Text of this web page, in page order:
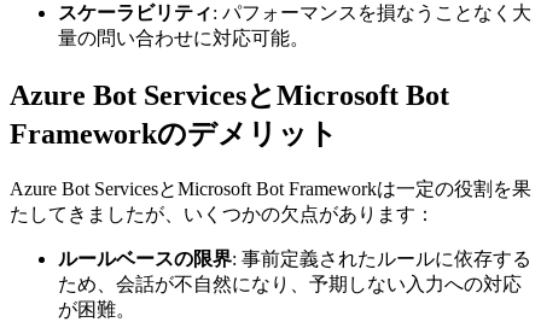
スケーラビリティ: パフォーマンスを損なうことなく大
量の問い合わせに対応可能。
Azure Bot ServicesとMicrosoft Bot
Frameworkのデメリット
Azure Bot ServicesとMicrosoft Bot Frameworkは一定の役割を果
たしてきましたが、いくつかの欠点があります：
ルールベースの限界: 事前定義されたルールに依存する
ため、会話が不自然になり、予期しない入力への対応
が困難。